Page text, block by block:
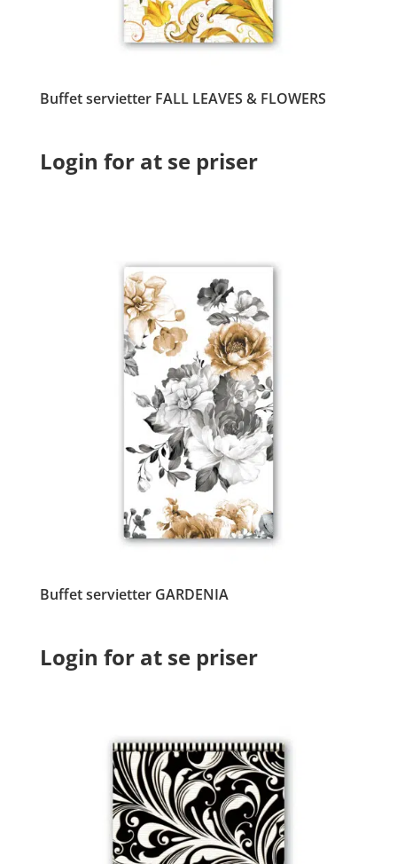
Buffet servietter FALL LEAVES & FLOWERS
Login for at se priser
Buffet servietter GARDENIA
Login for at se priser